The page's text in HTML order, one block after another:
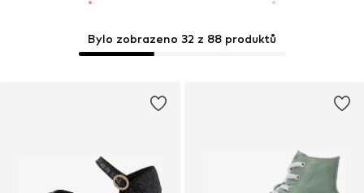
Bylo zobrazeno 32 z 88 produktů